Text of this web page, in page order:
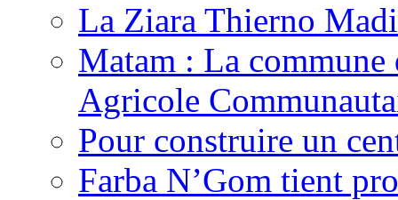
La Ziara Thierno
Matam : La
Agricole
Pour construire un
Farba N’Gom tient